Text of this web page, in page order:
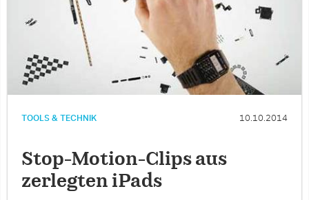
TOOLS & TECHNIK 10.10.2014
Stop-Motion-Clips aus
zerlegten iPads